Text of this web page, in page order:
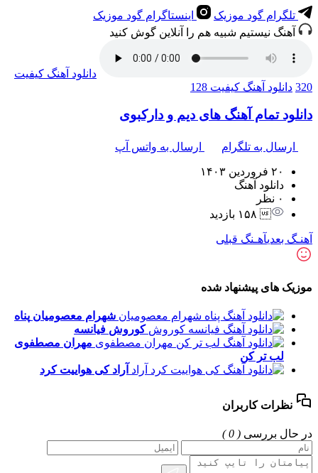
تلگرام گود موزیک
اینستاگرام گود موزیک
آهنگ نیستیم شبیه هم را آنلاین گوش کنید
دانلود آهنگ کیفیت
320 دانلود آهنگ کیفیت 128
دانلود تمام آهنگ های دیم و دارکبوی
ارسال به تلگرام ارسال به واتس آپ
۲۰ فروردین ۱۴۰۳
دانلود آهنگ
۰ نظر
۱۵۸ بازدید
آهنـگ بعدیآهـنگ قبلی
موزیک های پیشنهاد شده
شهرام معصومیان پناه
کوروش فیانسه
مهران مصطفوی
لب تر کن
آراد کی هواییت کرد
نظرات کاربران
در حال بررسی ( 0 )